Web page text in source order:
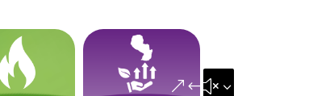
&#x35;